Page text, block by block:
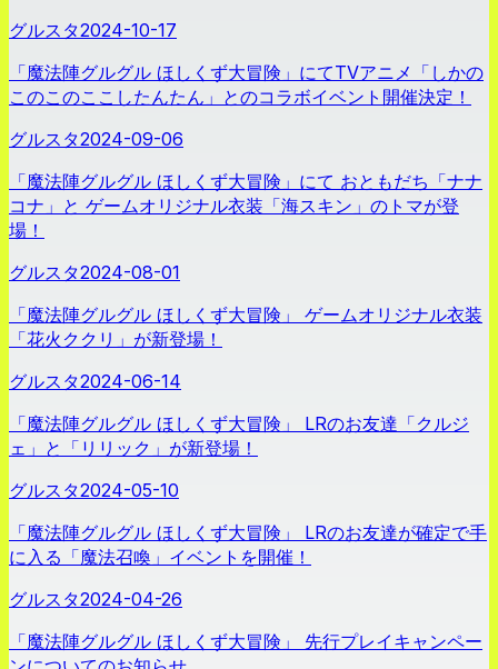
グルスタ2024-10-17
「魔法陣グルグル ほしくず大冒険」にてTVアニメ「しかの
このこのここしたんたん」とのコラボイベント開催決定！
グルスタ2024-09-06
「魔法陣グルグル ほしくず大冒険」にて おともだち「ナナ
コナ」と ゲームオリジナル衣装「海スキン」のトマが登
場！
グルスタ2024-08-01
「魔法陣グルグル ほしくず大冒険」 ゲームオリジナル衣装
「花火ククリ」が新登場！
グルスタ2024-06-14
「魔法陣グルグル ほしくず大冒険」 LRのお友達「クルジ
ェ」と「リリック」が新登場！
グルスタ2024-05-10
「魔法陣グルグル ほしくず大冒険」 LRのお友達が確定で手
に入る「魔法召喚」イベントを開催！
グルスタ2024-04-26
「魔法陣グルグル ほしくず大冒険」 先行プレイキャンペー